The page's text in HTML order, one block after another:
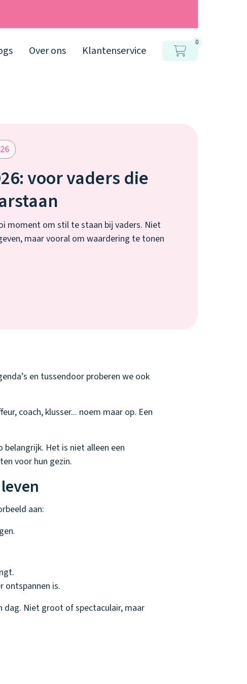
Over ons Klantenservice
0
voor vaders die
moment om stil te staan bij vaders. Niet
maar vooral om waardering te tonen
en tussendoor proberen we ook
coach, klusser... noem maar op. Een
Het is niet alleen een
voor hun gezin.
aan:
ontspannen is.
dag. Niet groot of spectaculair, maar